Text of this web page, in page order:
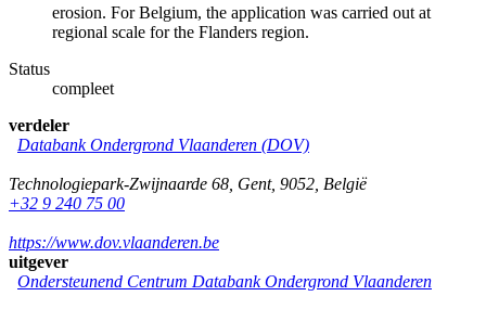
erosion. For Belgium, the application was carried out at
regional scale for the Flanders region.
Status
compleet
verdeler
Databank Ondergrond Vlaanderen (DOV)
Technologiepark-Zwijnaarde 68 Gent, 9052 België
+32 9 240 75 00
https://www.dov.vlaanderen.be
uitgever
Ondersteunend Centrum Databank Ondergrond Vlaanderen